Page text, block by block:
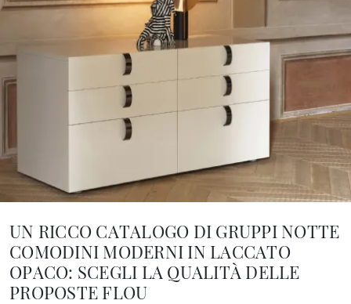
UN RICCO CATALOGO DI GRUPPI NOTTE
COMODINI MODERNI IN LACCATO
OPACO: SCEGLI LA QUALITÀ DELLE
PROPOSTE FLOU